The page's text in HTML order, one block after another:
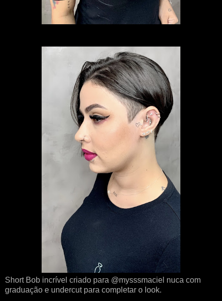
Short Bob incrível criado para @mysssmaciel nuca com
graduação e undercut para completar o look.